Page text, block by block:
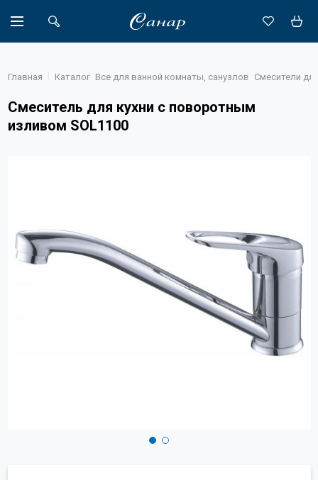
О компании
Партнеры
Главная Каталог Все для ванной комнаты, санузлов Смесители
Смеситель для кухни с поворотным
изливом SOL1100